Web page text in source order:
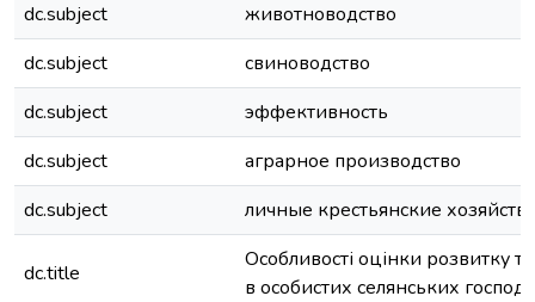
dc.subject
животноводство
dc.subject
свиноводство
dc.subject
эффективность
dc.subject
аграрное производство
dc.subject
личные крестьянские хозяйства
dc.title
Особливості оцінки розвитку
в особистих селянських